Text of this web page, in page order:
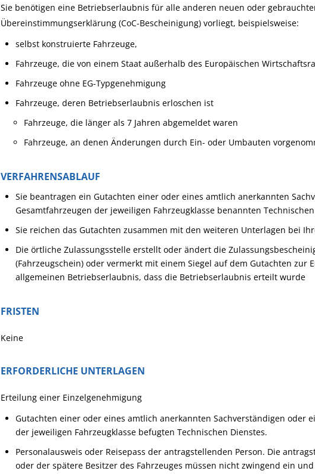
Sie benötigen eine Betriebserlaubnis für alle anderen neuen oder
Übereinstimmungserklärung (CoC-Bescheinigung) vorliegt, beispielsweise:
selbst konstruierte Fahrzeuge,
Fahrzeuge, die von einem Staat außerhalb des Europäischen
Fahrzeuge ohne EG-Typgenehmigung
Fahrzeuge, deren Betriebserlaubnis erloschen ist
Fahrzeuge, die länger als 7 Jahren abgemeldet waren
Fahrzeuge, an denen Änderungen durch Ein- oder Umbauten
VERFAHRENSABLAUF
Sie beantragen ein Gutachten einer oder eines amtlich anerkannten
Gesamtfahrzeugen der jeweiligen Fahrzeugklasse benannten
Sie reichen das Gutachten zusammen mit den weiteren Unterlagen bei
Die örtliche Zulassungsstelle erstellt oder ändert die
(Fahrzeugschein) oder vermerkt mit einem Siegel auf dem Gutachten zur
allgemeinen Betriebserlaubnis, dass die Betriebserlaubnis erteilt wurde
FRISTEN
Keine
ERFORDERLICHE UNTERLAGEN
Erteilung einer Einzelgenehmigung
Gutachten einer oder eines amtlich anerkannten Sachverständigen oder
der jeweiligen Fahrzeugklasse befugten Technischen Dienstes.
Personalausweis oder Reisepass der antragstellenden Person. Die
oder der spätere Besitzer des Fahrzeuges müssen nicht zwingend ein